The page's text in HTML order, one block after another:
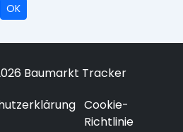
OK
Baumarkt Tracker
Cookie-
Richtlinie